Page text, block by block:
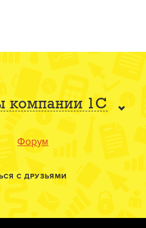
компании 1С
Форум
С ДРУЗЬЯМИ